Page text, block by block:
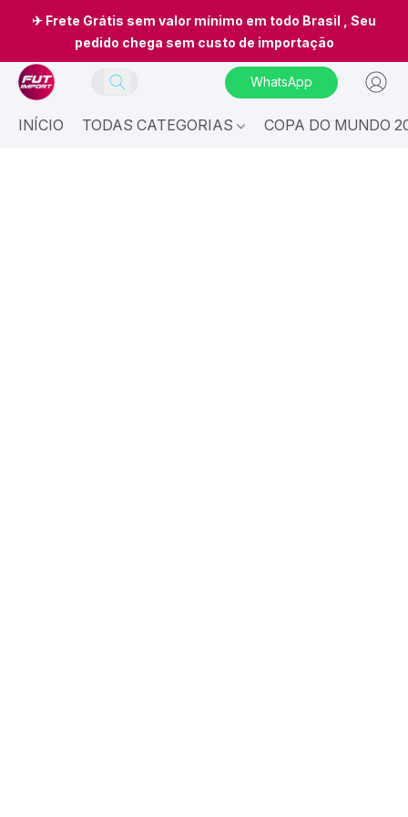
✈ Frete Grátis sem valor mínimo em todo Brasil , Seu
pedido chega sem custo de importação
WhatsApp
INÍCIO TODAS CATEGORIAS COPA DO MUNDO